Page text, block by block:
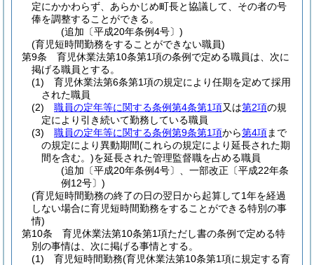
定にかかわらず、あらかじめ町長と協議して、その者の号
俸を調整することができる。
(追加〔平成20年条例4号〕)
(育児短時間勤務をすることができない職員)
第9条
育児休業法第10条第1項の条例で定める職員は、次に
掲げる職員とする。
(1)
育児休業法第6条第1項の規定により任期を定めて採用
された職員
(2)
職員の定年等に関する条例第4条第1項又は第2項の規
定により引き続いて勤務している職員
(3)
職員の定年等に関する条例第9条第1項から第4項まで
の規定により異動期間(これらの規定により延長された期
間を含む。)を延長された管理監督職を占める職員
(追加〔平成20年条例4号〕、一部改正〔平成22年条
例12号〕)
(育児短時間勤務の終了の日の翌日から起算して1年を経過
しない場合に育児短時間勤務をすることができる特別の事
情)
第10条
育児休業法第10条第1項ただし書の条例で定める特
別の事情は、次に掲げる事情とする。
(1)
育児短時間勤務(育児休業法第10条第1項に規定する育